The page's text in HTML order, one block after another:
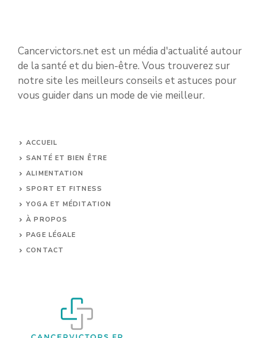
Cancervictors.net est un média d'actualité autour
de la santé et du bien-être. Vous trouverez sur
notre site les meilleurs conseils et astuces pour
vous guider dans un mode de vie meilleur.
ACCUEIL
SANTÉ ET BIEN ÊTRE
ALIMENTATION
SPORT ET FITNESS
YOGA ET MÉDITATION
À PROPOS
PAGE LÉGALE
CONTACT